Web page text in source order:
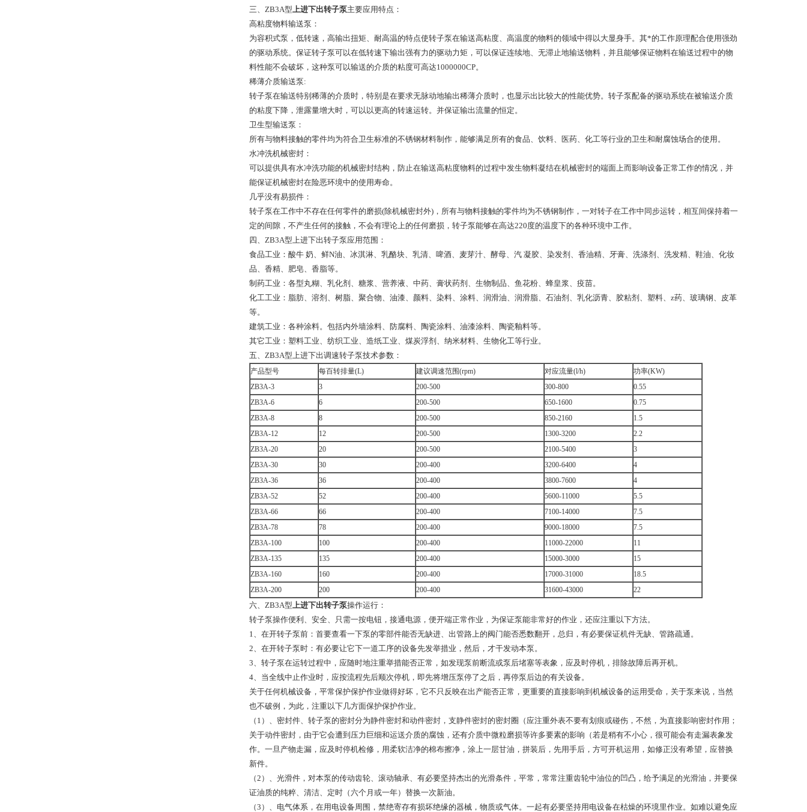
三、ZB3A型上进下出转子泵主要应用特点：
高粘度物料输送泵：
为容积式泵，低转速，高输出扭矩、耐高温的特点使转子泵在输送高粘度、高温度的物料的领域中得以大显身手。其*的工作原理配合使用强劲
的驱动系统。保证转子泵可以在低转速下输出强有力的驱动力矩，可以保证连续地、无滞止地输送物料，并且能够保证物料在输送过程中的物
料性能不会破坏，这种泵可以输送的介质的粘度可高达1000000CP。
稀薄介质输送泵:
转子泵在输送特别稀薄的介质时，特别是在要求无脉动地输出稀薄介质时，也显示出比较大的性能优势。转子泵配备的驱动系统在被输送介质
的粘度下降，泄露量增大时，可以以更高的转速运转。并保证输出流量的恒定。
卫生型输送泵：
所有与物料接触的零件均为符合卫生标准的不锈钢材料制作，能够满足所有的食品、饮料、医药、化工等行业的卫生和耐腐蚀场合的使用。
水冲洗机械密封：
可以提供具有水冲洗功能的机械密封结构，防止在输送高粘度物料的过程中发生物料凝结在机械密封的端面上而影响设备正常工作的情况，并
能保证机械密封在险恶环境中的使用寿命。
几乎没有易损件：
转子泵在工作中不存在任何零件的磨损(除机械密封外)，所有与物料接触的零件均为不锈钢制作，一对转子在工作中同步运转，相互间保持着一
定的间隙，不产生任何的接触，不会有理论上的任何磨损，转子泵能够在高达220度的温度下的各种环境中工作。
四、ZB3A型上进下出转子泵应用范围：
食品工业：酸牛 奶、鲜N油、冰淇淋、乳酪块、乳清、啤酒、麦芽汁、酵母、汽 凝胶、染发剂、香油精、牙膏、洗涤剂、洗发精、鞋油、化妆
品、香精、肥皂、香脂等。
制药工业：各型丸糊、乳化剂、糖浆、营养液、中药、膏状药剂、生物制品、鱼花粉、蜂皇浆、疫苗。
化工工业：脂肪、溶剂、树脂、聚合物、油漆、颜料、染料、涂料、润滑油、润滑脂、石油剂、乳化沥青、胶粘剂、塑料、z药、玻璃钢、皮革
等。
建筑工业：各种涂料。包括内外墙涂料、防腐料、陶瓷涂料、油漆涂料、陶瓷釉料等。
其它工业：塑料工业、纺织工业、造纸工业、煤炭浮剂、纳米材料、生物化工等行业。
五、ZB3A型上进下出调速转子泵技术参数：
产品型号 每百转排量(L) 建议调速范围(rpm) 对应流量(l/h)
功率(KW)
ZB3A-3
3 200-500 300-800
0.55
ZB3A-6
6 200-500 650-1600
0.75
ZB3A-8
8 200-500 850-2160
1.5
ZB3A-12
12 200-500 1300-3200
2.2
ZB3A-20
20 200-500 2100-5400
3
ZB3A-30
30 200-400 3200-6400
4
ZB3A-36
36 200-400 3800-7600
4
ZB3A-52
52 200-400 5600-11000
5.5
ZB3A-66
66 200-400 7100-14000
7.5
ZB3A-78
78 200-400 9000-18000
7.5
ZB3A-100
100 200-400 11000-22000
11
ZB3A-135
135 200-400 15000-3000
15
ZB3A-160
160 200-400 17000-31000
18.5
ZB3A-200
200 200-400 31600-43000 22
六、ZB3A型上进下出转子泵操作运行：
转子泵操作便利、安全、只需一按电钮，接通电源，便开端正常作业，为保证泵能非常好的作业，还应注重以下方法。
1、在开转子泵前：首要查看一下泵的零部件能否无缺进、出管路上的阀门能否悉数翻开，总归，有必要保证机件无缺、管路疏通。
2、在开转子泵时：有必要让它下一道工序的设备先发举措业，然后，才干发动本泵。
3、转子泵在运转过程中，应随时地注重举措能否正常，如发现泵前断流或泵后堵塞等表象，应及时停机，排除故障后再开机。
4、当全线中止作业时，应按流程先后顺次停机，即先将增压泵停了之后，再停泵后边的有关设备。
关于任何机械设备，平常保护保护作业做得好坏，它不只反映在出产能否正常，更重要的直接影响到机械设备的运用受命，关于泵来说，当然
也不破例，为此，注重以下几方面保护保护作业。
（1）、密封件、转子泵的密封分为静件密封和动件密封，支静件密封的密封圈（应注重外表不要有划痕或碰伤，不然，为直接影响密封作用；
关于动件密封，由于它会遭到压力巨细和运送介质的腐蚀，还有介质中微粒磨损等许多要素的影响（若是稍有不小心，很可能会有走漏表象发
作。一旦产物走漏，应及时停机检修，用柔软洁净的棉布擦净，涂上一层甘油，拼装后，先用手后，方可开机运用，如修正没有希望，应替换
新件。
（2）、光滑件，对本泵的传动齿轮、滚动轴承、有必要坚持杰出的光滑条件，平常，常常注重齿轮中油位的凹凸，给予满足的光滑油，并要保
证油质的纯粹、清洁、定时（六个月或一年）替换一次新油。
（3）、电气体系，在用电设备周围，禁绝寄存有损坏绝缘的器械，物质或气体。一起有必要坚持用电设备在枯燥的环境里作业。如难以避免应